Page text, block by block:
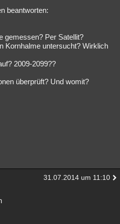
beantworten:
gemessen? Per Satellit?
Kornhalme untersucht? Wirklich
2009-2099??
überprüft? Und womit?
31.07.2014 um 11:10